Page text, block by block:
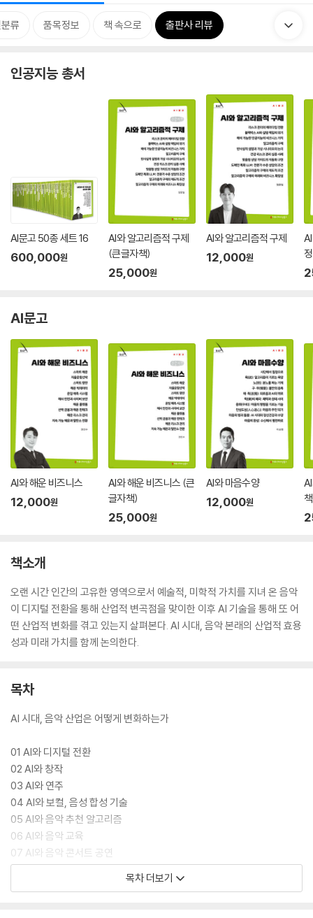
류 품목정보 책 속으로 출판사 리뷰
인공지능 총서
AI문고 50종 세트 16
600,000원
AI와 알고리즘적 구제
(큰글자책)
25,000원
AI와 알고리즘적 구제
12,000원
AI문고
AI와 해운 비즈니스
12,000원
AI와 해운 비즈니스 (큰
글자책)
25,000원
AI와 마음수양
12,000원
책소개
오랜 시간 인간의 고유한 영역으로서 예술적, 미학적 가치를 지녀 온 음악
이 디지털 전환을 통해 산업적 변곡점을 맞이한 이후 AI 기술을 통해 또 어
떤 산업적 변화를 겪고 있는지 살펴본다. AI 시대, 음악 본래의 산업적 효용
성과 미래 가치를 함께 논의한다.
목차
AI 시대, 음악 산업은 어떻게 변화하는가
01 AI와 디지털 전환
02 AI와 창작
03 AI와 연주
04 AI와 보컬, 음성 합성 기술
05 AI와 음악 추천 알고리즘
06 AI와 음악 교육
07 AI와 음악 콘서트 공연
08 AI와 케이팝
목차 더보기